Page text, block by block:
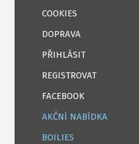
COOKIES
DOPRAVA
PŘIHLÁSIT
REGISTROVAT
FACEBOOK
AKČNÍ NABÍDKA
BOILIES